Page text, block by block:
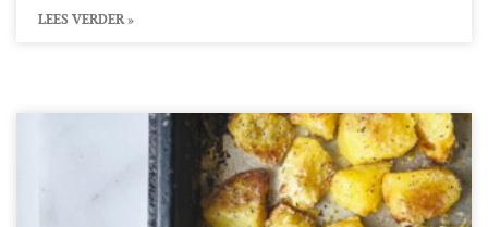
LEES VERDER »